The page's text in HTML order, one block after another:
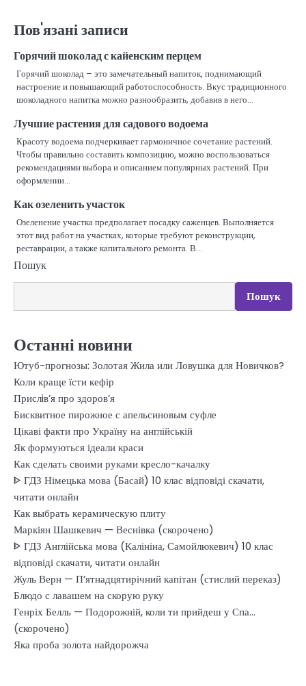
Пов'язані записи
Горячий шоколад с кайенским перцем
Горячий шоколад – это замечательный напиток, поднимающий
настроение и повышающий работоспособность. Вкус традиционного
шоколадного напитка можно разнообразить, добавив в него…
Лучшие растения для садового водоема
Красоту водоема подчеркивает гармоничное сочетание растений.
Чтобы правильно составить композицию, можно воспользоваться
рекомендациями выбора и описанием популярных растений. При
оформлении…
Как озеленить участок
Озеленение участка предполагает посадку саженцев. Выполняется
этот вид работ на участках, которые требуют реконструкции,
реставрации, а также капитального ремонта. В…
Пошук
Пошук
Останні новини
Ютуб-прогнозы: Золотая Жила или Ловушка для Новичков?
Коли краще їсти кефір
Прислiв’я про здоров’я
Бисквитное пирожное с апельсиновым суфле
Цікаві факти про Україну на англійській
Як формуються ідеали краси
Как сделать своими руками кресло-качалку
ᐈ ГДЗ Німецька мова (Басай) 10 клас відповіді скачати,
читати онлайн
Как выбрать керамическую плиту
Маркіян Шашкевич — Веснівка (скорочено)
ᐈ ГДЗ Англійська мова (Калініна, Самойлюкевич) 10 клас
відповіді скачати, читати онлайн
Жуль Верн — П’ятнадцятирічний капітан (стислий переказ)
Блюдо с лавашем на скорую руку
Генріх Белль — Подорожній, коли ти прийдеш у Спа…
(скорочено)
Яка проба золота найдорожча